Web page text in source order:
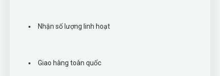
Nhận số lượng linh hoạt
Giao hàng toàn quốc